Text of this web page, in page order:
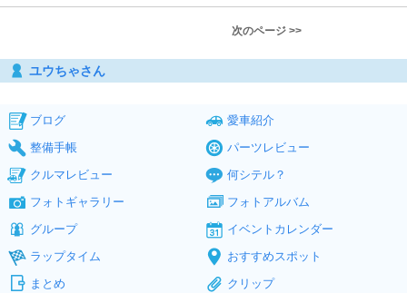
次のページ >>
ユウちゃさん
ブログ
愛車紹介
整備手帳
パーツレビュー
クルマレビュー
何シテル？
フォトギャラリー
フォトアルバム
グループ
イベントカレンダー
ラップタイム
おすすめスポット
まとめ
クリップ